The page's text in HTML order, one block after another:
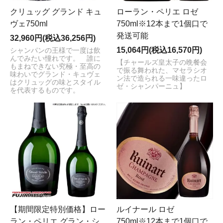
クリュッグ グランド キュ
ヴェ750ml
32,960円(税込36,256円)
シャンパンの王様で一度は飲
んでみたい憧れです。 誰に
もまねできない究極・至高の
味わいでグランド・キュヴェ
はクリュッグの味とスタイル
を代表するものです。
ローラン・ペリエ ロゼ
750ml※12本まで1個口で
発送可能
15,064円(税込16,570円)
【チャールズ皇太子の晩餐会
で振る舞われた、マセラシオ
ン法で造られる一味違ったロ
ゼ・シャンパーニュ】
【期間限定特別価格】ロー
ラン・ペリエ グラン・シ
ルイナール ロゼ
750ml※12本まで1個口で